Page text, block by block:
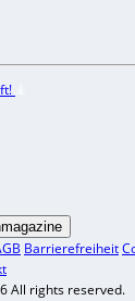
Barrierefreiheit
All rights reserved.